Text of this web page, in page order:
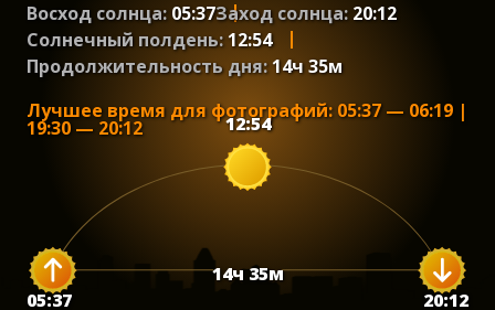
Восход солнца: 05:37Заход солнца: 20:12
Солнечный полдень: 12:54
Продолжительность дня: 14ч35м
Лучшее время для фотографий: 05:37 — 06:19 |
19:30 — 20:12
05:37 20:12
12:54
14ч35м